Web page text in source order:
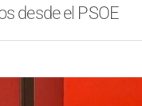
desde el PSOE